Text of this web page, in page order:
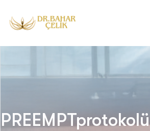
PREEMPTprotokolü